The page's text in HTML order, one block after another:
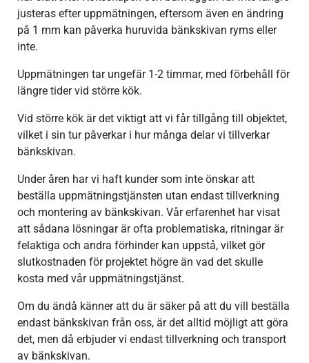
justeras efter uppmätningen, eftersom även en ändring
på 1 mm kan påverka huruvida bänkskivan ryms eller
inte.
Uppmätningen tar ungefär 1-2 timmar, med förbehåll för
längre tider vid större kök.
Vid större kök är det viktigt att vi får tillgång till objektet,
vilket i sin tur påverkar i hur många delar vi tillverkar
bänkskivan.
Under åren har vi haft kunder som inte önskar att
beställa uppmätningstjänsten utan endast tillverkning
och montering av bänkskivan. Vår erfarenhet har visat
att sådana lösningar är ofta problematiska, ritningar är
felaktiga och andra förhinder kan uppstå, vilket gör
slutkostnaden för projektet högre än vad det skulle
kosta med vår uppmätningstjänst.
Om du ändå känner att du är säker på att du vill beställa
endast bänkskivan från oss, är det alltid möjligt att göra
det, men då erbjuder vi endast tillverkning och transport
av bänkskivan.